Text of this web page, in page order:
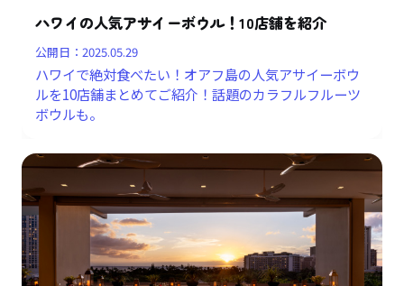
ハワイの人気アサイーボウル！10店舗を紹介
公開日：2025.05.29
ハワイで絶対食べたい！オアフ島の人気アサイーボウ
ルを10店舗まとめてご紹介！話題のカラフルフルーツ
ボウルも。